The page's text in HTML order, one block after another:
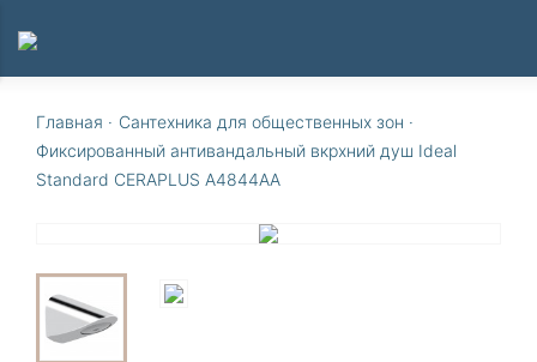
Главная · Сантехника для общественных зон ·
Фиксированный антивандальный вкрхний душ Ideal
Standard CERAPLUS A4844AA